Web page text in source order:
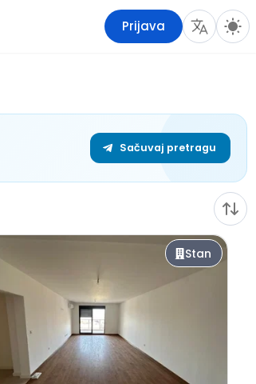
Prijava
Sačuvaj pretragu
Stan